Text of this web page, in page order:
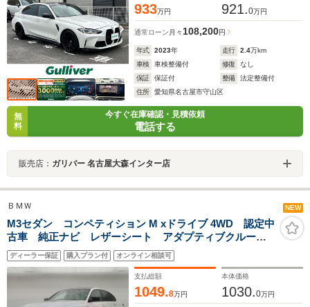
933万円 921.0万円
通常ローン 月々 108,200円
年式 2023年 走行 2.4万km
車検
車検整備付 修復
なし
保証
保証付 整備
法定整備付
住所
愛知県名古屋市守山区
無
料
今すぐ在庫確認・見積依頼
電話する
販売店： ガリバー 名古屋大森インター店
ＢＭＷ NEW
M3セダン コンペティション M xドライブ 4WD 認定中
古車 純正ナビ レザーシート アダプティブクルーズ
コントロール アラウンドビューモニター メモリー機
能付きパワーシート Harman/Kardon
ディーラー保証 購入プラン付 オンライン相談可
支払総額
1049.8万円
本体価格
1030.0万円